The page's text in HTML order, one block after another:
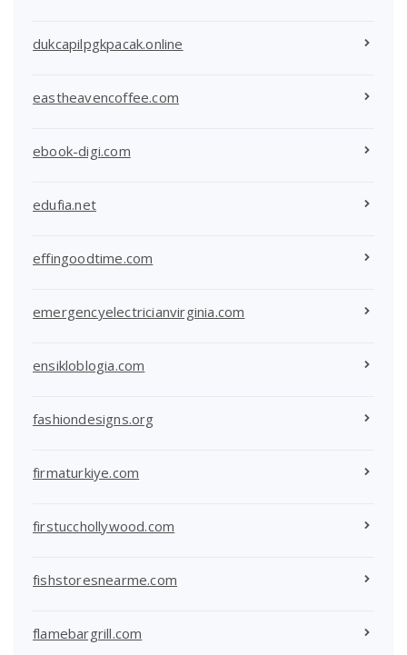
dukcapilpgkpacak.online
eastheavencoffee.com
ebook-digi.com
edufia.net
effingoodtime.com
emergencyelectricianvirginia.com
ensikloblogia.com
fashiondesigns.org
firmaturkiye.com
firstucchollywood.com
fishstoresnearme.com
flamebargrill.com